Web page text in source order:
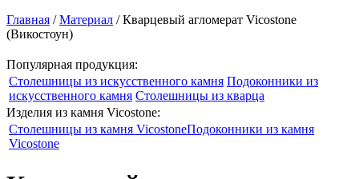
Главная /Материал /Кварцевый агломерат Vicostone
(Викостоун)
Популярная продукция:
Столешницы из искусственного камня Подоконники из
искусственного камня Столешницы из кварца
Изделия из камня Vicostone:
Столешницы из камня VicostoneПодоконники из камня
Vicostone